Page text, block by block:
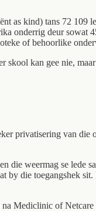
as kind) tans 72 109
onderrig deur sowat
of behoorlike
kan gee nie,
privatisering van
die weermag se lede
by die toegangshek
Mediclinic of